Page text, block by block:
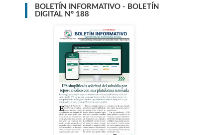
BOLETÍN INFORMATIVO - BOLETÍN
DIGITAL N° 188